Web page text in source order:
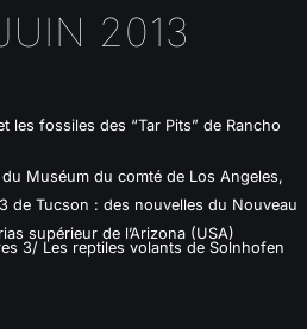
2013
les fossiles des “Tar Pits” de Rancho
Muséum du comté de Los Angeles,
de Tucson : des nouvelles du Nouveau
supérieur de l’Arizona (USA)
3/ Les reptiles volants de Solnhofen